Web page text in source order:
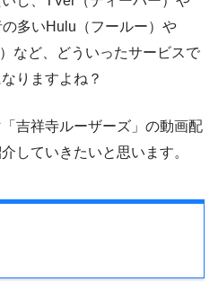
多いHulu（フールー）や
など、どういったサービスで
りますよね？
吉祥寺ルーザーズ」の動画配
していきたいと思います。